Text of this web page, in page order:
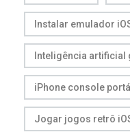
Instalar emulador
Inteligência artificial
iPhone console
Jogar jogos retrô